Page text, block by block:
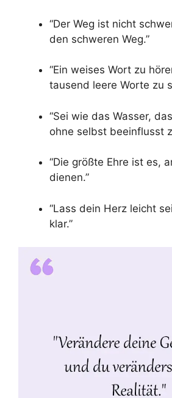
“Der Weg ist nicht
den schweren Weg.”
“Ein weises Wort zu
tausend leere Worte zu
“Sei wie das Wasser,
ohne selbst beeinflusst
“Die größte Ehre ist es,
dienen.”
“Lass dein Herz leicht
klar.”